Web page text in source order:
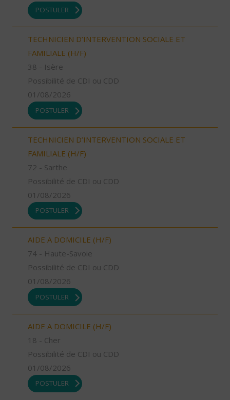
POSTULER
TECHNICIEN D’INTERVENTION SOCIALE ET
FAMILIALE (H/F)
38 - Isère
Possibilité de CDI ou CDD
01/08/2026
POSTULER
TECHNICIEN D’INTERVENTION SOCIALE ET
FAMILIALE (H/F)
72 - Sarthe
Possibilité de CDI ou CDD
01/08/2026
POSTULER
AIDE A DOMICILE (H/F)
74 - Haute-Savoie
Possibilité de CDI ou CDD
01/08/2026
POSTULER
AIDE A DOMICILE (H/F)
18 - Cher
Possibilité de CDI ou CDD
01/08/2026
POSTULER